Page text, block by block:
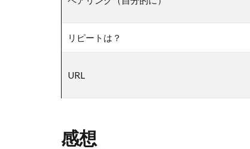
リピートは？
URL
感想